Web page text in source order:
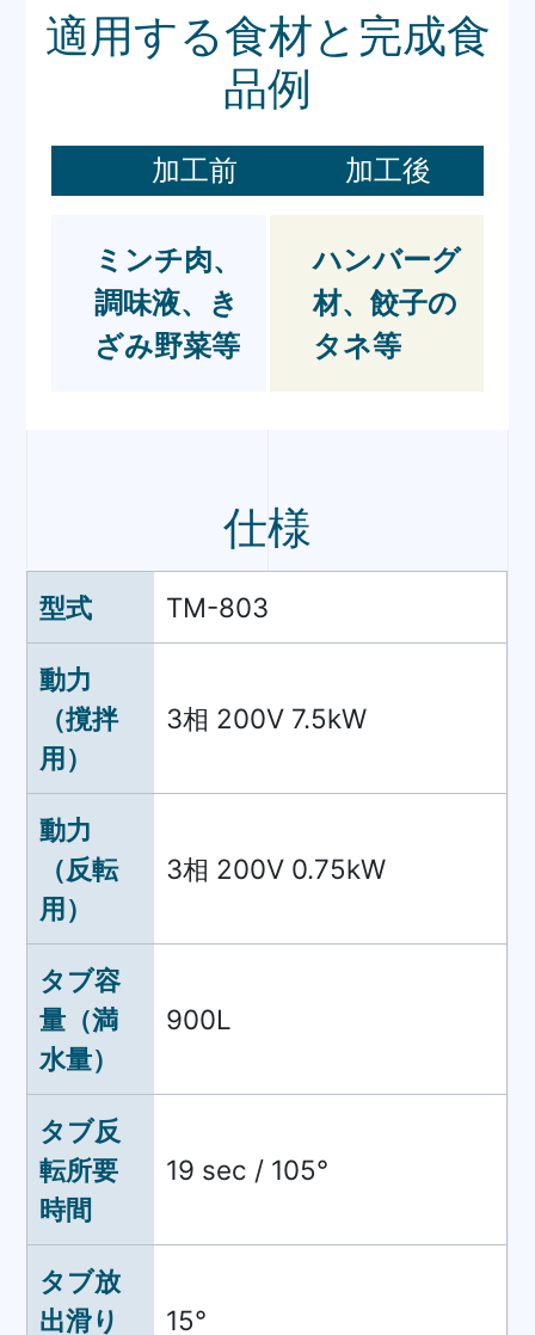
適用する食材と完成食
品例
加工前 加工後
ミンチ肉、
調味液、き
ざみ野菜等
ハンバーグ
材、餃子の
タネ等
仕様
型式 TM-803
動力
（撹拌
用）
3相 200V 7.5kW
動力
（反転
用）
3相 200V 0.75kW
タブ容
量（満
水量）
900L
タブ反
転所要
時間
19 sec / 105°
タブ放
出滑り
15°